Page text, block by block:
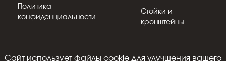
Стойки и
кронштейны
Политика
конфиденциальности
Cайт использует файлы cookie для улучшения вашего